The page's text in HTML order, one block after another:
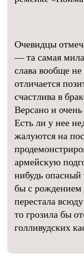
Очевидцы
— та самая
слава вообще
отличается
счастлива в
Версано и
Есть ли у нее
жалуются на
армейскую
нибудь опасный
бы с рождением
перестала
то грозила бы
голливудских